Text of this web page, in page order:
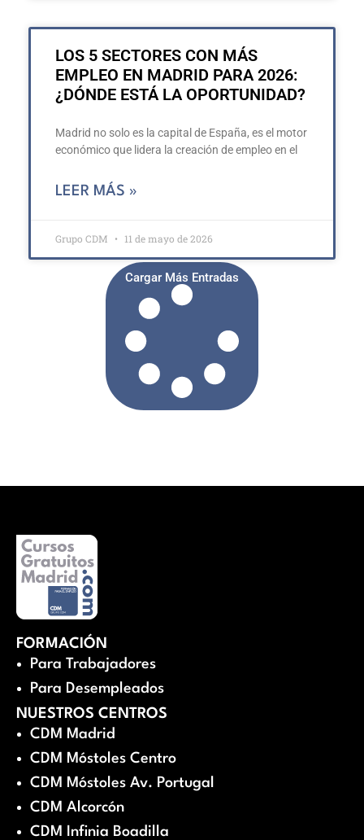
LOS 5 SECTORES CON MÁS
EMPLEO EN MADRID PARA 2026:
¿DÓNDE ESTÁ LA OPORTUNIDAD?
Madrid no solo es la capital de España, es el motor
económico que lidera la creación de empleo en el
LEER MÁS »
Grupo CDM 11 de mayo de 2026
Cargar Más Entradas
FORMACIÓN
Para Trabajadores
Para Desempleados
NUESTROS CENTROS
CDM Madrid
CDM Móstoles Centro
CDM Móstoles Av. Portugal
CDM Alcorcón
CDM Infinia Boadilla